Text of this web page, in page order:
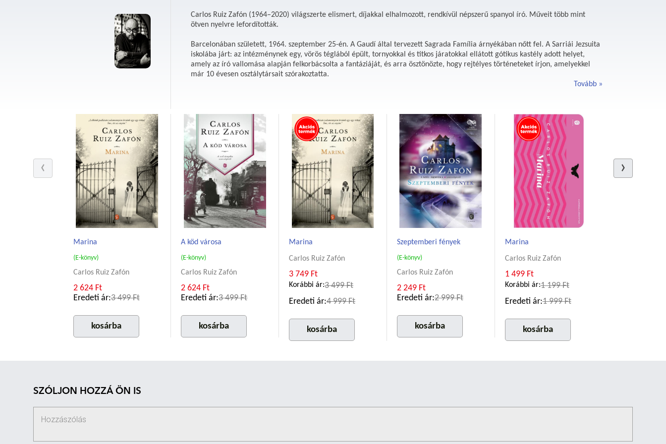
Carlos Ruiz Zafón (1964–2020) világszerte elismert, díjakkal elhalmozott, rendkívül népszerű spanyol író. Műveit több mint
ötven nyelvre lefordították.
Barcelonában született, 1964. szeptember 25-én. A Gaudí által tervezett Sagrada Família árnyékában nőtt fel. A Sarriái Jezsuita
iskolába járt: az intézménynek egy, vörös téglából épült, tornyokkal és titkos járatokkal ellátott gótikus kastély adott helyet,
amely az író vallomása alapján felkorbácsolta a fantáziáját, és arra ösztönözte, hogy rejtélyes történeteket írjon, amelyekkel
már 10 évesen osztálytársait szórakoztatta.
Tovább
Marina
(E-könyv)
Carlos Ruiz Zafón
2 624 Ft
Eredeti ár:3 499 Ft
kosárba
A köd városa
(E-könyv)
Carlos Ruiz Zafón
2 624 Ft
Eredeti ár:3 499 Ft
kosárba
Marina
Carlos Ruiz Zafón
3 749 Ft
Korábbi ár:3 499 Ft
Eredeti ár:4 999 Ft
kosárba
Szeptemberi fények
(E-könyv)
Carlos Ruiz Zafón
2 249 Ft
Eredeti ár:2 999 Ft
kosárba
Marina
Carlos Ruiz Zafón
1 499 Ft
Korábbi ár:1 199 Ft
Eredeti ár:1 999 Ft
kosárba
SZÓLJON HOZZÁ ÖN IS